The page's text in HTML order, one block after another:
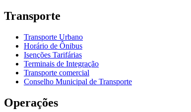
Transporte
Transporte Urbano
Horário de Ônibus
Isenções Tarifárias
Terminais de Integração
Transporte comercial
Conselho Municipal de Transporte
Operações